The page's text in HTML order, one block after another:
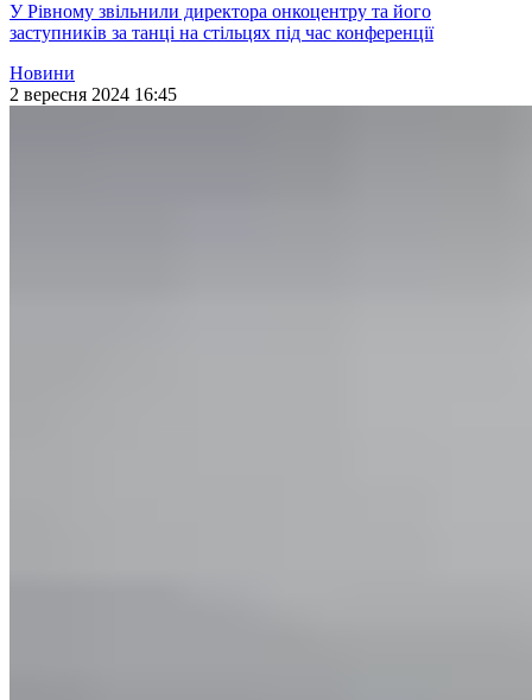
У Рівному звільнили директора онкоцентру та його
заступників за танці на стільцях під час конференції
Новини
2 вересня 2024 16:45